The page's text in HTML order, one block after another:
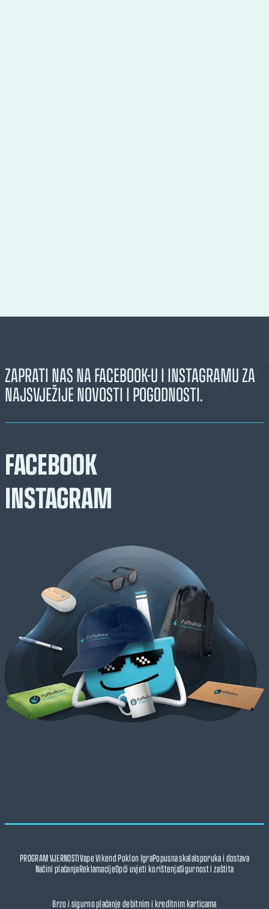
ZAPRATI NAS NA FACEBOOK-U I INSTAGRAMU ZA
NAJSVJEŽIJE NOVOSTI I POGODNOSTI.
FACEBOOK
INSTAGRAM
PROGRAM VJERNOSTIVape Vikend Poklon IgraPopusna skalaIsporuka i dostava
Načini plaćanjaReklamacijeOpći uvjeti korištenjaSigurnost i zaštita
Brzo i sigurno plaćanje debitnim i kreditnim karticama